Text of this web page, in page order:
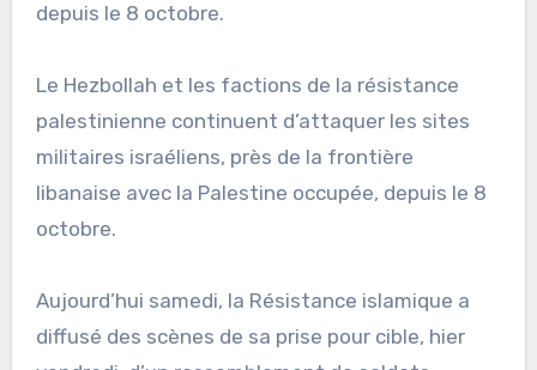
depuis le 8 octobre.
Le Hezbollah et les factions de la résistance
palestinienne continuent d’attaquer les sites
militaires israéliens, près de la frontière
libanaise avec la Palestine occupée, depuis le 8
octobre.
Aujourd’hui samedi, la Résistance islamique a
diffusé des scènes de sa prise pour cible, hier